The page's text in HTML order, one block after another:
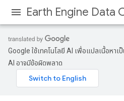
Earth Engine Data
Google ใช้เทคโนโลยี AI เพื่อแปลเนื้อหา
AI อาจมีข้อผิดพลาด